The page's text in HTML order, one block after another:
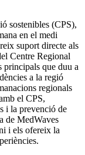
sostenibles (CPS),
en el medi
suport directe als
Centre Regional
principals que duu a
a la regió
regionals
el CPS,
i la prevenció de
de MedWaves
i els ofereix la